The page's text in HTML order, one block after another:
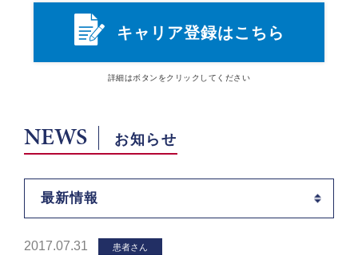
キャリア登録はこちら
詳細はボタン をクリックしてください
NEWS お知らせ
最新情報
2017.07.31 患者さん